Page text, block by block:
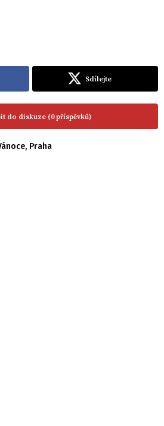
Sdílejte
do diskuze (0 příspěvků)
, Praha